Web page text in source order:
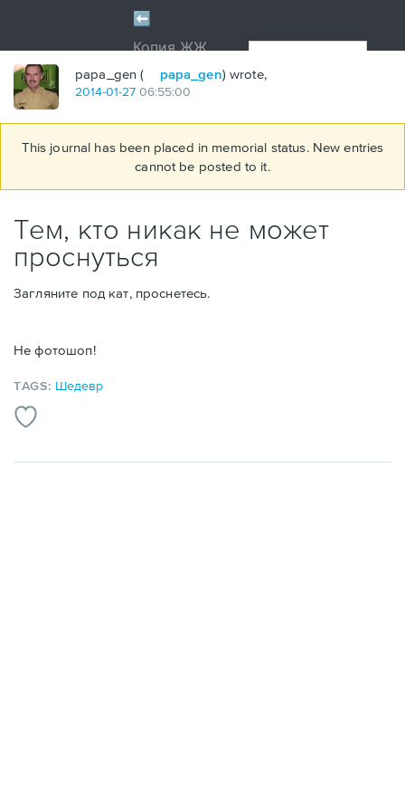
papa_gen ( papa_gen) wrote,
2014-01-27 06:55:00
This journal has been placed in memorial status. New entries
cannot be posted to it.
Тем, кто никак не может
проснуться
Загляните под кат, проснетесь.
Не фотошоп!
TAGS: Шедевр